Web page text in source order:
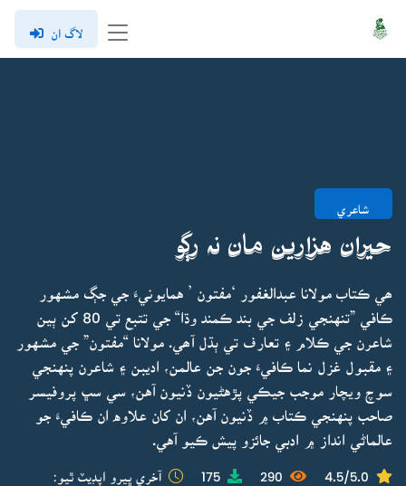
لاگ ان
شاعري
حيران هزارين مان نہ رڳو
ھي ڪتاب مولانا عبدالغفور ‘مفتون ’ همايونيءَ جي جڳ مشهور
ڪافي ”تنهنجي زلف جي بند ڪمند وڌا“ جي تتبع تي 80 کن ٻين
شاعرن جي ڪلام ۽ تعارف تي ٻڌل آھي. مولانا “مفتون” جي مشهور
۽ مقبول غزل نما ڪافيءَ جون جن عالمن، اديبن ۽ شاعرن پنهنجي
سوچ ويچار موجب جيڪي پڙهڻيون ڏنيون آهن، سي سڀ پروفيسر
صاحب پنهنجي ڪتاب ۾ ڏنيون آهن، ان کان علاوه ان ڪافيءَ جو
عالماڻي انداز ۾ ادبي جائزو پيش ڪيو آهي.
4.5/5.0
290
175 آخري ڀيرو اپڊيٽ ٿيو: